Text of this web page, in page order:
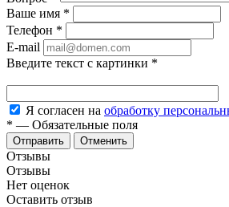
Ваше имя *
Телефон *
E-mail
Введите текст с картинки *
Я согласен на обработку
* — Обязательные поля
Отменить
Отзывы
Отзывы
Нет оценок
Оставить отзыв